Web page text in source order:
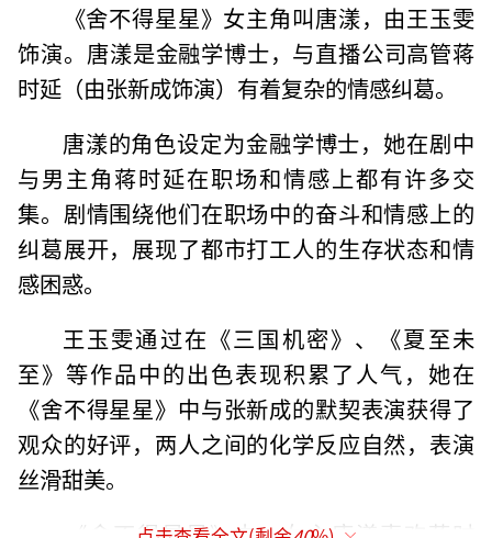
‌《舍不得星星》女主角叫唐漾，由王玉雯
饰演。‌唐漾是金融学博士，与直播公司高管蒋
时延（由张新成饰演）有着复杂的情感纠葛‌。
唐漾的角色设定为金融学博士，她在剧中
与男主角蒋时延在职场和情感上都有许多交
集。剧情围绕他们在职场中的奋斗和情感上的
纠葛展开，展现了都市打工人的生存状态和情
感困惑‌。
王玉雯通过在《三国机密》、《夏至未
至》等作品中的出色表现积累了人气，她在
《舍不得星星》中与张新成的默契表演获得了
观众的好评，两人之间的化学反应自然，表演
丝滑甜美‌。